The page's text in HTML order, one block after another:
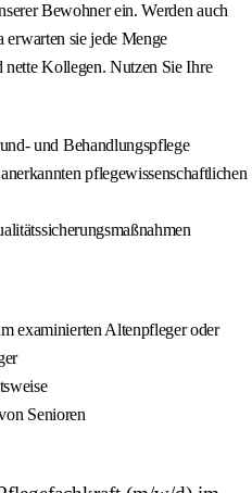
Bewohner ein. Werden auch
erwarten sie jede Menge
nette Kollegen. Nutzen Sie Ihre
und Behandlungspflege
pflegewissenschaftlichen
examinierten Altenpfleger oder
Senioren